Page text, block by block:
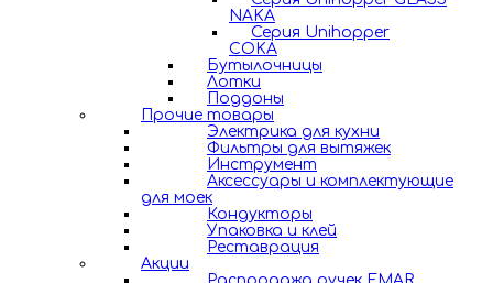
NAKA
Серия Unihopper
COKA
Бутылочницы
Лотки
Поддоны
Прочие товары
Электрика для кухни
Фильтры для вытяжек
Инструмент
Аксессуары и комплектующие
для моек
Кондукторы
Упаковка и клей
Реставрация
Акции